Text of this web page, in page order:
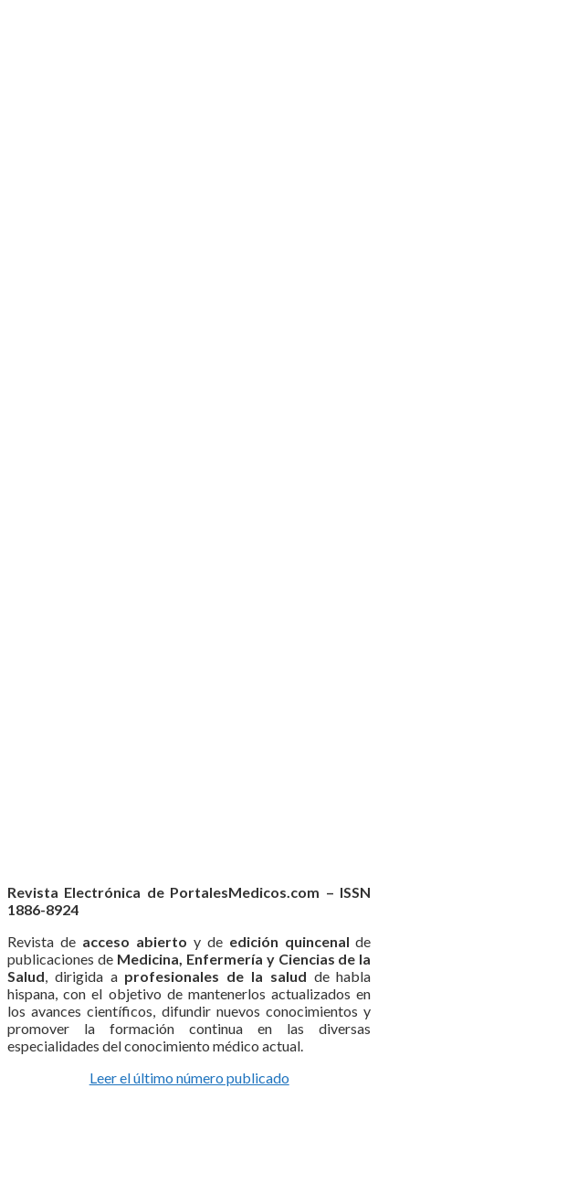
Revista Electrónica de PortalesMedicos.com – ISSN
1886-8924
Revista de acceso abierto y de edición quincenal de
publicaciones de Medicina, Enfermería y Ciencias de la
Salud, dirigida a profesionales de la salud de habla
hispana, con el objetivo de mantenerlos actualizados en
los avances científicos, difundir nuevos conocimientos y
promover la formación continua en las diversas
especialidades del conocimiento médico actual.
Leer el último número publicado